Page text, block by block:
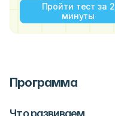
Пройти тест за 2
минуты
Программа
Что развиваем